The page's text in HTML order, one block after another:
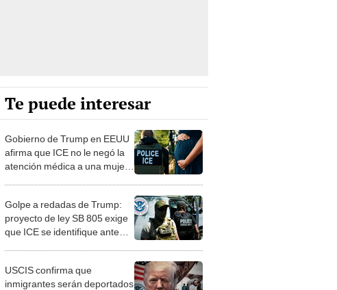
Te puede interesar
Gobierno de Trump en EEUU
afirma que ICE no le negó la
atención médica a una mujer
Golpe a redadas de Trump:
proyecto de ley SB 805 exige
que ICE se identifique ante
USCIS confirma que
inmigrantes serán deportados